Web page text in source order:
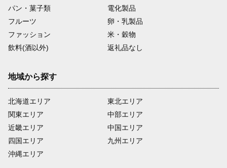
パン・菓子類
電化製品
フルーツ
卵・乳製品
ファッション
米・穀物
飲料(酒以外)
返礼品なし
地域から探す
北海道エリア
関東エリア
近畿エリア
四国エリア
沖縄エリア
東北エリア
中部エリア
中国エリア
九州エリア